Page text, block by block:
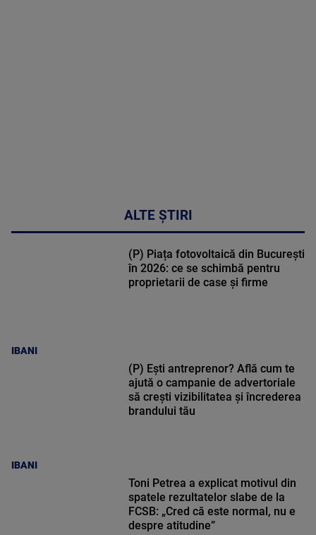
ALTE ȘTIRI
IBANI
(P) Piața fotovoltaică din București
în 2026: ce se schimbă pentru
proprietarii de case și firme
IBANI
(P) Ești antreprenor? Află cum te
ajută o campanie de advertoriale
să crești vizibilitatea și încrederea
brandului tău
Toni Petrea a explicat motivul din
spatele rezultatelor slabe de la
FCSB: „Cred că este normal, nu e
despre atitudine”